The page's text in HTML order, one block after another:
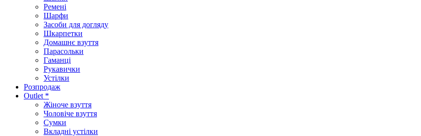
Ремені
Шарфи
Засоби для догляду
Шкарпетки
Домашнє взуття
Парасольки
Гаманці
Рукавички
Устілки
Розпродаж
Outlet *
Жіноче взуття
Чоловіче взуття
Сумки
Вкладні устілки